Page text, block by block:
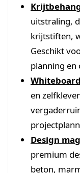
uitstraling,
krijtstiften,
Geschikt
planning en
en
Design
premium
beton,